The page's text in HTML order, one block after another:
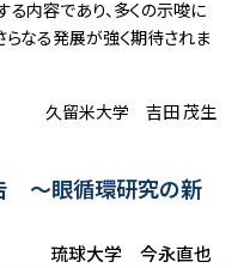
内容であり、多くの示唆に
らなる発展が強く期待されま
久留米大学 吉田 茂生
～眼循環研究の新
琉球大学 今永直也